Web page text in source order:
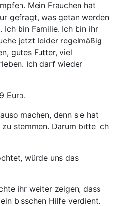
Mein Frauchen hat
gefragt, was getan werden
Ich bin Familie. Ich bin ihr
jetzt leider regelmäßig
gutes Futter, viel
Ich darf wieder
Euro.
machen, denn sie hat
stemmen. Darum bitte ich
würde uns das
ihr weiter zeigen, dass
bisschen Hilfe verdient.